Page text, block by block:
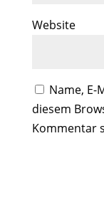
Website
Name, E-
diesem
Kommentar